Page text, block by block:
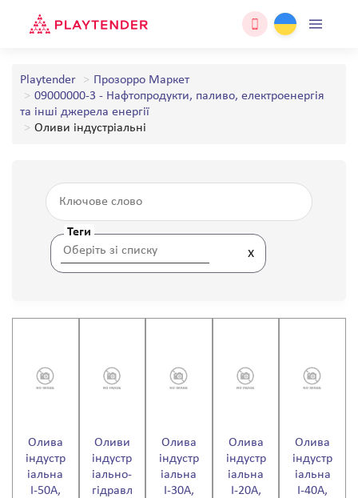
Playtender
Прозорро Маркет
09000000-3 - Нафтопродукти, паливо, електроенергія
та інші джерела енергії
Оливи індустріальні
Теги
x
Олива
індустр
іальна
І-50А,
Оливи
індустр
іально-
гідравл
Олива
індустр
іальна
І-30А,
Олива
індустр
іальна
І-20А,
Олива
індустр
іальна
І-40А,